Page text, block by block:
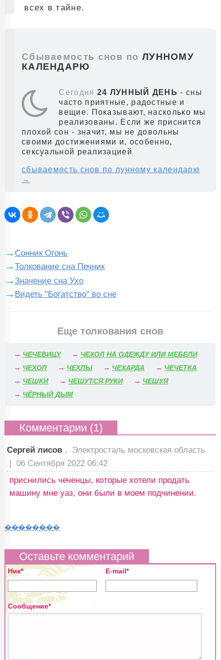
всех в тайне.
Сбываемость снов по ЛУННОМУ
КАЛЕНДАРЮ
Сегодня 24 ЛУННЫЙ ДЕНЬ - сны
часто приятные, радостные и
вещие. Показывают, насколько мы
реализованы. Если же приснится
плохой сон - значит, мы не довольны
своими достижениями и, особенно,
сексуальной реализацией
сбываемость снов по лунному календарю
→
Сонник Огонь
Толкование сна Печник
Значение сна Ухо
Видеть "Богатство" во сне
Еще толкования снов
→ ЧЕЧЕВИЦУ → ЧЕХОЛ НА ОДЕЖДУ ИЛИ МЕБЕЛИ
→ ЧЕХОЛ → ЧЕХЛЫ → ЧЕХАРДА → ЧЕЧЕТКА
→ ЧЕШКИ → ЧЕШУТСЯ РУКИ → ЧЕШУЯ
→ ЧЁРНЫЙ ДЫМ
Комментарии (1)
Сергей лисов , Электросталь московская область
| 06 Сентября 2022 06:42
приснились чеченцы, которые хотели продать
машину мне уаз, они были в моем подчинении.
��������
Оставьте комментарий
Ник* E-mail*
Сообщение*